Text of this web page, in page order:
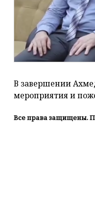
В завершении
мероприятия и
Все права защищены.